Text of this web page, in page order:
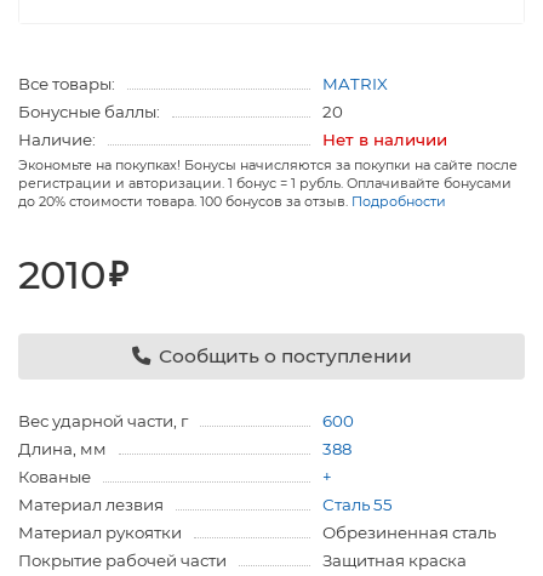
Все товары:
MATRIX
Бонусные баллы:
20
Наличие:
Нет в наличии
Экономьте на покупках! Бонусы начисляются за покупки на сайте после
регистрации и авторизации. 1 бонус = 1 рубль. Оплачивайте бонусами
до 20% стоимости товара. 100 бонусов за отзыв. Подробности
2010₽
Сообщить о поступлении
Вес ударной части, г
600
Длина, мм
388
Кованые
+
Материал лезвия
Сталь 55
Материал рукоятки
Обрезиненная сталь
Покрытие рабочей части
Защитная краска